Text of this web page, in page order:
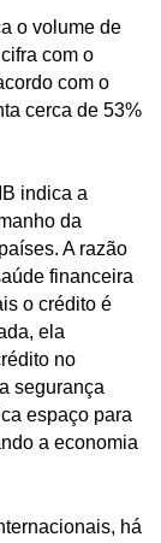
o volume de
com o
com o
cerca de 53%
indica a
da
A razão
financeira
o crédito é
ela
no
segurança
espaço para
a economia
há